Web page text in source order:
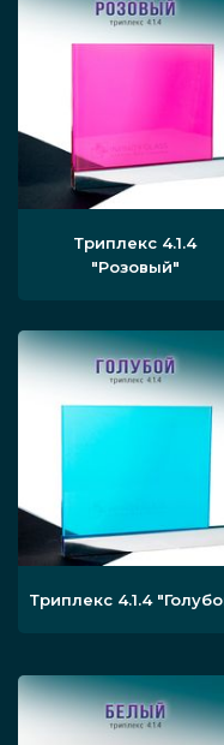
Триплекс 4.1.4
"Розовый"
Триплекс 4.1.4